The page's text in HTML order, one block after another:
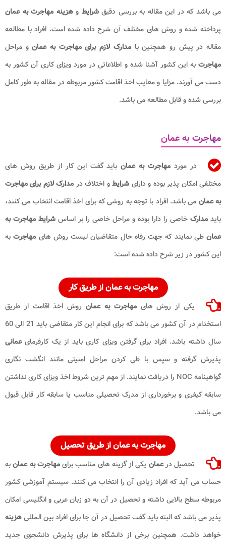
می باشد که در این مقاله به بررسی دقیقشرایط وهزینه مهاجرت به عمان
پرداخته شده و روش های مختلف آن شرح داده شده است. افراد با مطالعه
مقاله در پیش رو همچنین بامدارک لازم برای مهاجرت به عمانو مراحل
مهاجرت به این کشور آشنا شده و اطلاعاتی در مورد ویزای کاری آن کشور به
دست می آورند. مزایا و معایب اخذ اقامت کشور مربوطه در مقاله به طور کامل
بررسی شده و قابل مطالعه می باشد.
مهاجرت به عمان
در مورد مهاجرت به عمانباید گفت این کار از طریق روش های
مختلفی امکان پذیر بوده و دارای شرایطو اختلاف در مدارک لازم برای مهاجرت
به عمان می باشد. افراد با توجه به روشی که برای اخذ اقامت انتخاب می کنند،
باید مدارک خاصی را دارا بوده و مراحل خاصی را بر اساس شرایط مهاجرت به
عمانطی نمایند که جهت رفاه حال متقاضیان لیست روش های مهاجرتبه
این کشور در زیر شرح داده شده است:
مهاجرت به عماناز طریق کار
یکی از روش هایمهاجرت به عمان روش اخذ اقامت از طریق
استخدام در آن کشور می باشد که برای انجام این کار متقاضی باید 21 الی 60
سال داشته باشد. افراد برای گرفتن ویزای کاری باید از یک کارفرمایعمانی
پذیرش گرفته و سپس با طی کردن مراحل امنیتی مانند انگشت نگاری
گواهینامه NOC را دریافت نمایند. از مهم ترین شروط اخذ ویزای کاری نداشتن
سابقه کیفری و برخورداری از مدرک تحصیلی مناسب یا سابقه کار قابل قبول
می باشد.
مهاجرت بهعماناز طریق تحصیل
تحصیل درعمان یکی از گزینه های مناسب برایمهاجرت به عمانبه
حساب می آید که افراد زیادی آن را انتخاب می کنند. سیستم آموزشی کشور
مربوطه سطح بالایی داشته و تحصیل در آن به دو زبان عربی و انگلیسی امکان
پذیر می باشد که البته باید گفت تحصیل در آن جا برای افراد بین المللیهزینه
خواهد داشت. همچنین برخی از دانشگاه ها برای پذیرش دانشجوی جدید